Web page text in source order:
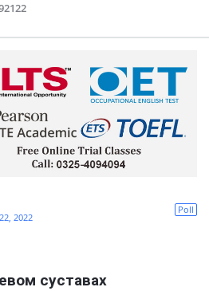
Poll
2022
суставах